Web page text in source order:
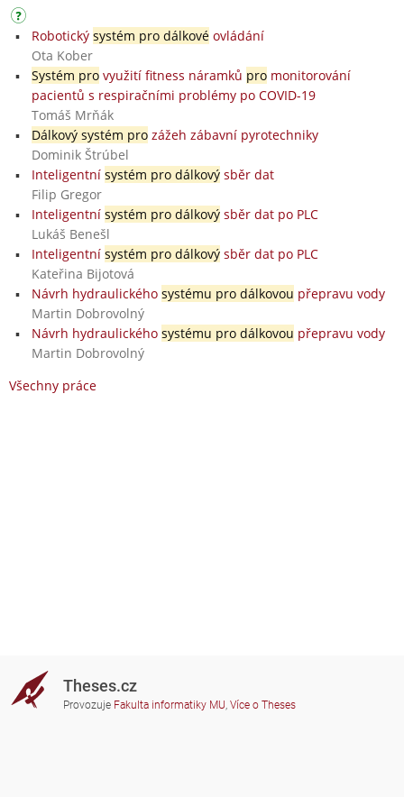
Robotický systém pro dálkovéovládání
Ota Kober
Systém provyužití fitness náramků promonitorování
pacientů s respiračními problémy po COVID-19
Tomáš Mrňák
Dálkový systém prozážeh zábavní pyrotechniky
Dominik Štrúbel
Inteligentní systém pro dálkovýsběr dat
Filip Gregor
Inteligentní systém pro dálkovýsběr dat po PLC
Lukáš Benešl
Inteligentní systém pro dálkovýsběr dat po PLC
Kateřina Bijotová
Návrh hydraulického systému pro dálkovou přepravu vody
Martin Dobrovolný
Návrh hydraulického systému pro dálkovou přepravu vody
Martin Dobrovolný
Všechny práce
Theses.cz
Provozuje Fakulta informatiky MU, Více o Theses